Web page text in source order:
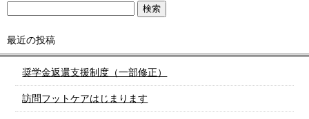
最近の投稿
奨学金返還支援制度（一部修正）
訪問フットケアはじまります